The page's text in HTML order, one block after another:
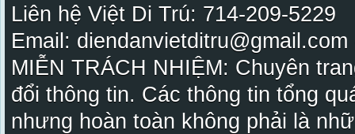
Liên hệ Việt Di Trú: 714-209-5229
Email:
MIỄN TRÁCH NHIỆM: Chuyên
đổi thông tin. Các thông tin tổng
nhưng hoàn toàn không phải là